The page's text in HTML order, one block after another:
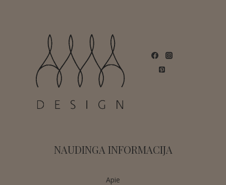
NAUDINGA INFORMACIJA
Apie